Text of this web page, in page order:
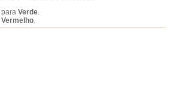
para Verde.
Vermelho.